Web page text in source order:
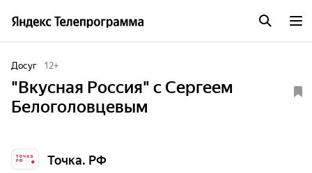
Досуг 12+
"Вкусная Россия" с Сергеем
Белоголовцевым
Точка. РФ